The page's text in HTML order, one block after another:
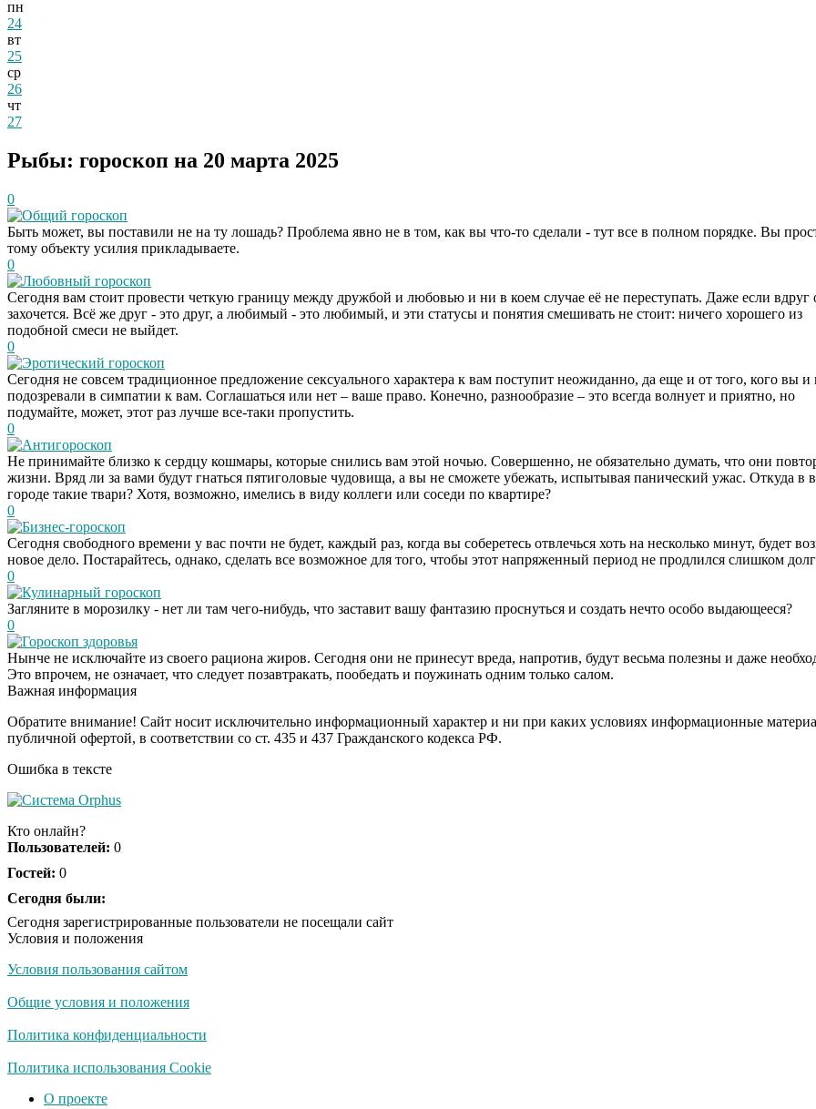
пн
24
вт
25
ср
26
чт
27
Рыбы: гороскоп на 20 марта 2025
0
Общий гороскоп
Быть может, вы поставили не на ту лошадь? Проблема явно не в том, как вы что-то сделали - тут все в полном порядке. Вы
тому объекту усилия прикладываете.
0
Любовный гороскоп
Сегодня вам стоит провести четкую границу между дружбой и любовью и ни в коем случае её не переступать. Даже если вдруг
захочется. Всё же друг - это друг, а любимый - это любимый, и эти статусы и понятия смешивать не стоит: ничего хорошего из
подобной смеси не выйдет.
0
Эротический гороскоп
Сегодня не совсем традиционное предложение сексуального характера к вам поступит неожиданно, да еще и от того, кого вы и
подозревали в симпатии к вам. Соглашаться или нет – ваше право. Конечно, разнообразие – это всегда волнует и приятно, но
подумайте, может, этот раз лучше все-таки пропустить.
0
Антигороскоп
Не принимайте близко к сердцу кошмары, которые снились вам этой ночью. Совершенно, не обязательно думать, что они
жизни. Вряд ли за вами будут гнаться пятиголовые чудовища, а вы не сможете убежать, испытывая панический ужас. Откуда в
городе такие твари? Хотя, возможно, имелись в виду коллеги или соседи по квартире?
0
Бизнес-гороскоп
Сегодня свободного времени у вас почти не будет, каждый раз, когда вы соберетесь отвлечься хоть на несколько минут, будет
новое дело. Постарайтесь, однако, сделать все возможное для того, чтобы этот напряженный период не продлился слишком
0
Кулинарный гороскоп
Загляните в морозилку - нет ли там чего-нибудь, что заставит вашу фантазию проснуться и создать нечто особо выдающееся?
0
Гороскоп здоровья
Нынче не исключайте из своего рациона жиров. Сегодня они не принесут вреда, напротив, будут весьма полезны и даже
Это впрочем, не означает, что следует позавтракать, пообедать и поужинать одним только салом.
Важная информация
Обратите внимание! Сайт носит исключительно информационный характер и ни при каких условиях информационные
публичной офертой, в соответствии со ст. 435 и 437 Гражданского кодекса РФ.
Ошибка в тексте
Кто онлайн?
Пользователей: 0
Гостей: 0
Сегодня были:
Сегодня зарегистрированные пользователи не посещали сайт
Условия и положения
Условия пользования сайтом
Общие условия и положения
Политика конфиденциальности
Политика использования Cookie
О проекте